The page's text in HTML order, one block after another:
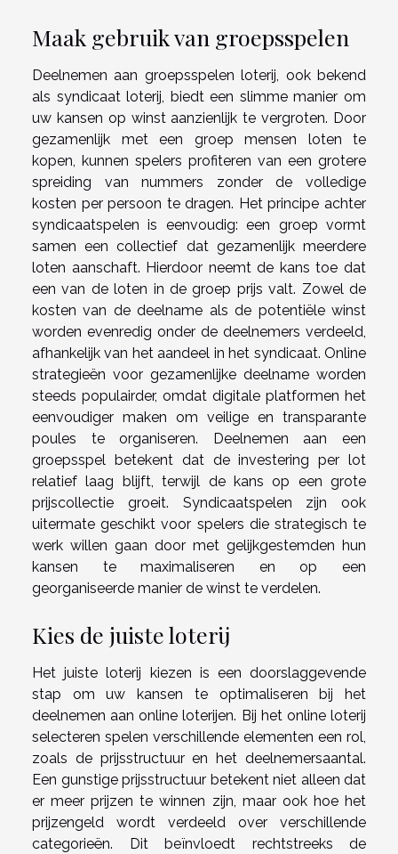
Maak gebruik van groepsspelen
Deelnemen aan groepsspelen loterij, ook bekend
als syndicaat loterij, biedt een slimme manier om
uw kansen op winst aanzienlijk te vergroten. Door
gezamenlijk met een groep mensen loten te
kopen, kunnen spelers profiteren van een grotere
spreiding van nummers zonder de volledige
kosten per persoon te dragen. Het principe achter
syndicaatspelen is eenvoudig: een groep vormt
samen een collectief dat gezamenlijk meerdere
loten aanschaft. Hierdoor neemt de kans toe dat
een van de loten in de groep prijs valt. Zowel de
kosten van de deelname als de potentiële winst
worden evenredig onder de deelnemers verdeeld,
afhankelijk van het aandeel in het syndicaat. Online
strategieën voor gezamenlijke deelname worden
steeds populairder, omdat digitale platformen het
eenvoudiger maken om veilige en transparante
poules te organiseren. Deelnemen aan een
groepsspel betekent dat de investering per lot
relatief laag blijft, terwijl de kans op een grote
prijscollectie groeit. Syndicaatspelen zijn ook
uitermate geschikt voor spelers die strategisch te
werk willen gaan door met gelijkgestemden hun
kansen te maximaliseren en op een
georganiseerde manier de winst te verdelen.
Kies de juiste loterij
Het juiste loterij kiezen is een doorslaggevende
stap om uw kansen te optimaliseren bij het
deelnemen aan online loterijen. Bij het online loterij
selecteren spelen verschillende elementen een rol,
zoals de prijsstructuur en het deelnemersaantal.
Een gunstige prijsstructuur betekent niet alleen dat
er meer prijzen te winnen zijn, maar ook hoe het
prijzengeld wordt verdeeld over verschillende
categorieën. Dit beïnvloedt rechtstreeks de